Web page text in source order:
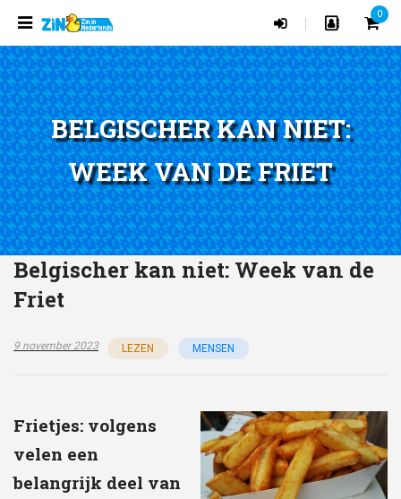
BELGISCHER KAN NIET:
WEEK VAN DE FRIET
Belgischer kan niet: Week van de
Friet
9 november 2023 LEZEN MENSEN
Frietjes: volgens
velen een
belangrijk deel van
|
0